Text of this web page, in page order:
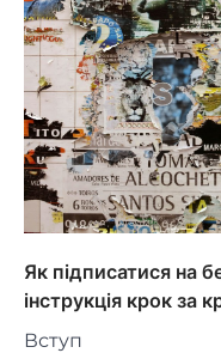
Як підписатися на
інструкція крок за
Вступ